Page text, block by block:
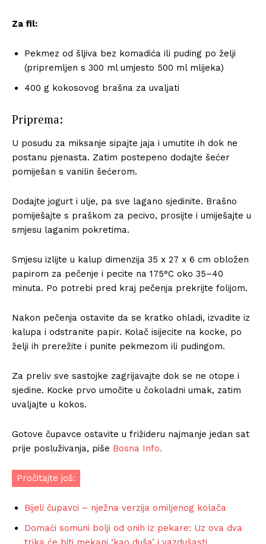
Za fil:
Pekmez od šljiva bez komadića ili puding po želji
(pripremljen s 300 ml umjesto 500 ml mlijeka)
400 g kokosovog brašna za uvaljati
Priprema:
U posudu za miksanje sipajte jaja i umutite ih dok ne
postanu pjenasta. Zatim postepeno dodajte šećer
pomiješan s vanilin šećerom.
Dodajte jogurt i ulje, pa sve lagano sjedinite. Brašno
pomiješajte s praškom za pecivo, prosijte i umiješajte u
smjesu laganim pokretima.
Smjesu izlijte u kalup dimenzija 35 x 27 x 6 cm obložen
papirom za pečenje i pecite na 175°C oko 35–40
minuta. Po potrebi pred kraj pečenja prekrijte folijom.
Nakon pečenja ostavite da se kratko ohladi, izvadite iz
kalupa i odstranite papir. Kolač isijecite na kocke, po
želji ih prerežite i punite pekmezom ili pudingom.
Za preliv sve sastojke zagrijavajte dok se ne otope i
sjedine. Kocke prvo umočite u čokoladni umak, zatim
uvaljajte u kokos.
Gotove čupavce ostavite u frižideru najmanje jedan sat
prije posluživanja, piše Bosna Info.
Pročitajte još:
Bijeli čupavci – nježna verzija omiljenog kolača
Domaći somuni bolji od onih iz pekare: Uz ova dva